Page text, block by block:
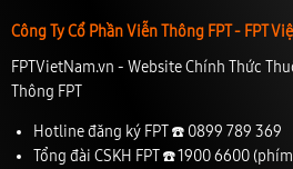
Công Ty Cổ Phần Viễn Thông FPT - FPT
FPTVietNam.vn - Website Chính Thức
Thông FPT
Hotline đăng ký FPT ☎️ 0899 789 369
Tổng đài CSKH FPT ☎️1900 6600